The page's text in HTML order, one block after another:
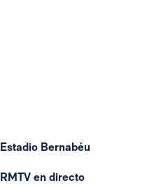
Estadio Bernabéu
RMTV en directo